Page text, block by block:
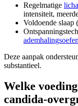
Regelmatige
intensiteit,
Voldoende slaap
Deze aanpak
substantieel.
Welke
candida-